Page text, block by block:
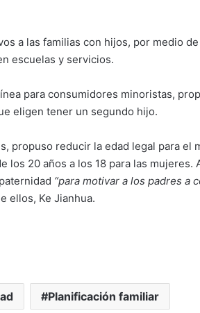
a las familias con hijos, por medio
escuelas y servicios.
para consumidores minoristas,
eligen tener un segundo hijo.
propuso reducir la edad legal para el
los 20 años a los 18 para las mujeres.
“para motivar a los padres a
ellos, Ke Jianhua.
Planificación familiar